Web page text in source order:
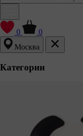
0
0
Москва
Категории